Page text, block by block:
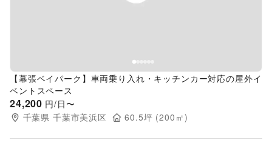
【幕張ベイパーク】車両乗り入れ・キッチンカー対応の屋外イ
ベントスペース
24,200 円/日〜
千葉県 千葉市美浜区 60.5坪 (200 ㎡)